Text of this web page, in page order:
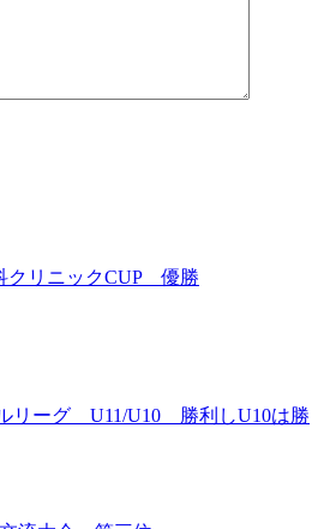
リニックCUP 優勝
リーグ U11/U10 勝利しU10は勝